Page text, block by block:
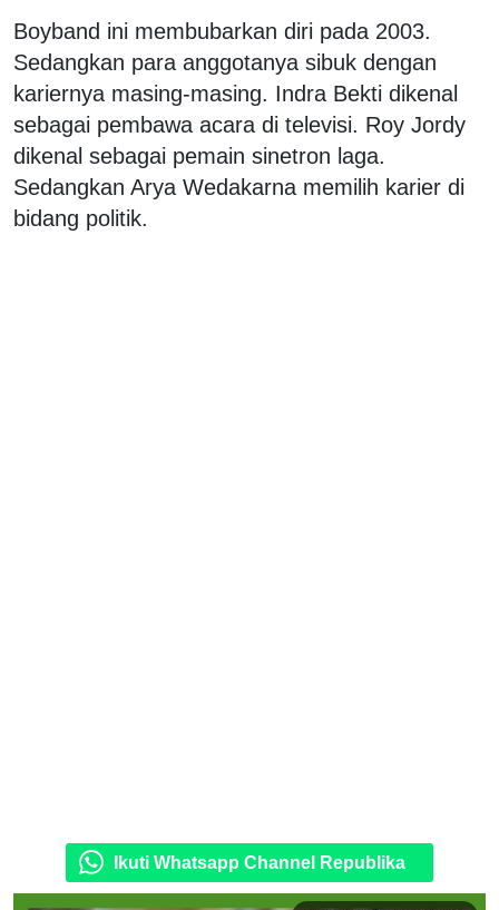
Boyband ini membubarkan diri pada 2003.
Sedangkan para anggotanya sibuk dengan
kariernya masing-masing. Indra Bekti dikenal
sebagai pembawa acara di televisi. Roy Jordy
dikenal sebagai pemain sinetron laga.
Sedangkan Arya Wedakarna memilih karier di
bidang politik.
Ikuti Whatsapp Channel Republika